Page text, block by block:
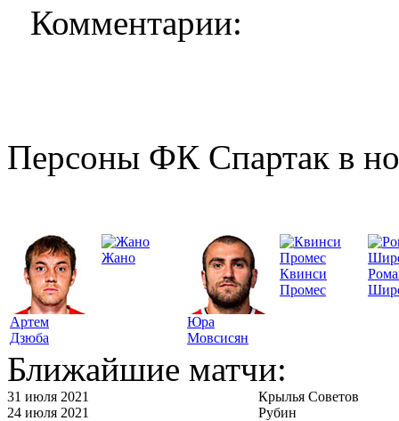
Комментарии:
Персоны ФК Спартак в
Артем
Дзюба
Жано
Юра
Мовсисян
Квинси
Промес
Ближайшие матчи:
31 июля 2021
Крылья Советов
24 июля 2021
Рубин